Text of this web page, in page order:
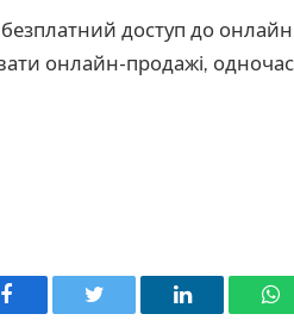
доступ до
онлайн-продажі,
Facebook Twitter LinkedIn